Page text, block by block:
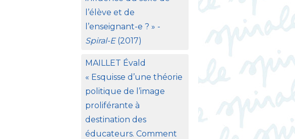
l’élève et de
l’enseignant-e ? » -
Spiral-E(2017)
MAILLET Évald
« Esquisse d’une théorie
politique de l’image
proliférante à
destination des
éducateurs. Comment